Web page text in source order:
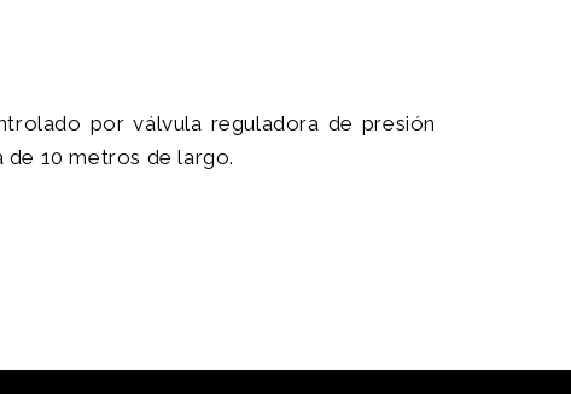
por válvula reguladora de presión
10 metros de largo.